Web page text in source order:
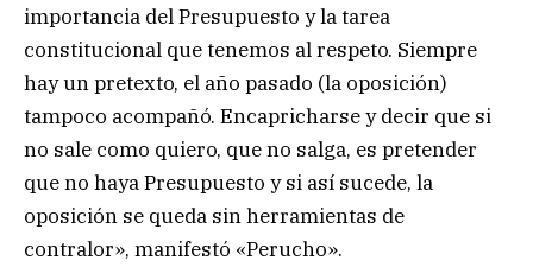
importancia del Presupuesto y la tarea
constitucional que tenemos al respeto. Siempre
hay un pretexto, el año pasado (la oposición)
tampoco acompañó. Encapricharse y decir que si
no sale como quiero, que no salga, es pretender
que no haya Presupuesto y si así sucede, la
oposición se queda sin herramientas de
contralor», manifestó «Perucho».